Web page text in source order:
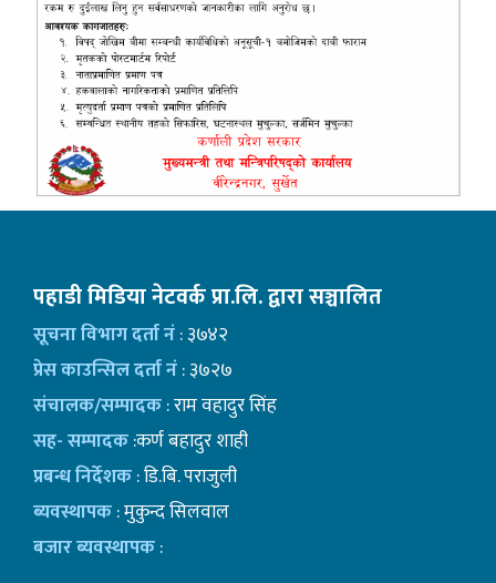
पहाडी मिडिया नेटवर्क प्रा.लि. द्वारा सञ्चालित
सूचना विभाग दर्ता नं: ३७४२
प्रेस काउन्सिल दर्ता नं: ३७२७
संचालक/सम्पादक: राम वहादुर सिंह
सह- सम्पादक:कर्ण बहादुर शाही
प्रबन्ध निर्देशक: डि.बि. पराजुली
ब्यवस्थापक: मुकुन्द सिलवाल
बजार ब्यवस्थापक: